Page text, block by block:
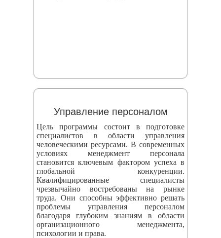
Управление персоналом
Цель программы состоит в подготовке
специалистов в области управления
человеческими ресурсами. В современных
условиях менеджмент персонала
становится ключевым фактором успеха в
глобальной конкуренции.
Квалифицированные специалисты
чрезвычайно востребованы на рынке
труда. Они способны эффективно решать
проблемы управления персоналом
благодаря глубоким знаниям в области
организационного менеджмента,
психологии и права.